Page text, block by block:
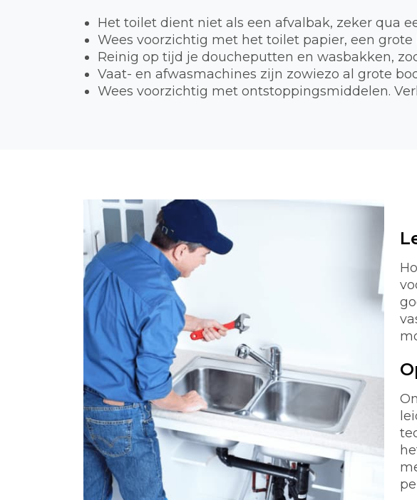
Het toilet dient niet als een afvalbak, zeker qua
Wees voorzichtig met het toilet papier, een
Reinig op tijd je doucheputten en wasbakken,
Vaat- en afwasmachines zijn zowiezo al grote
Wees voorzichtig met ontstoppingsmiddelen.